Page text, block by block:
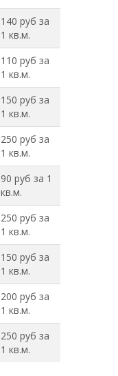
140 руб за
1 кв.м.
110 руб за
1 кв.м.
150 руб за
1 кв.м.
250 руб за
1 кв.м.
90 руб за 1
кв.м.
250 руб за
1 кв.м.
150 руб за
1 кв.м.
200 руб за
1 кв.м.
250 руб за
1 кв.м.